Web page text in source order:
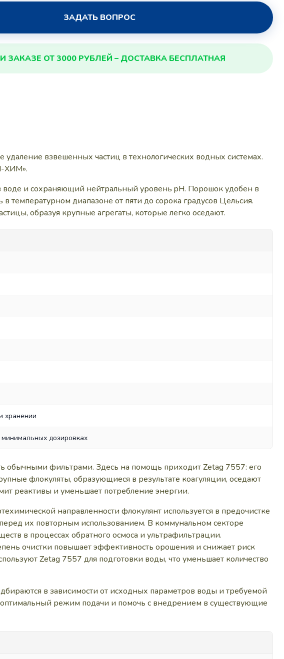
ЗАДАТЬ ВОПРОС
ЗАКАЗЕ ОТ 3000 РУБЛЕЙ – ДОСТАВКА БЕСПЛАТНАЯ
взвешенных частиц в технологических водных системах.
ХИМ».
и сохраняющий нейтральный уровень pH. Порошок удобен в
температурном диапазоне от пяти до сорока градусов Цельсия.
образуя крупные агрегаты, которые легко оседают.
хранении
дозировках
обычными фильтрами. Здесь на помощь приходит Zetag 7557: его
флокуляты, образующиеся в результате коагуляции, оседают
реактивы и уменьшает потребление энергии.
направленности флокулянт используется в предочистке
их повторным использованием. В коммунальном секторе
в процессах обратного осмоса и ультрафильтрации.
очистки повышает эффективность орошения и снижает риск
Zetag 7557 для подготовки воды, что уменьшает количество
в зависимости от исходных параметров воды и требуемой
режим подачи и помочь с внедрением в существующие